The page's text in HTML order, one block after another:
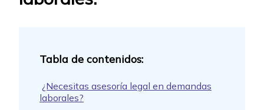
¿Necesitas asesoría legal en demandas
laborales?